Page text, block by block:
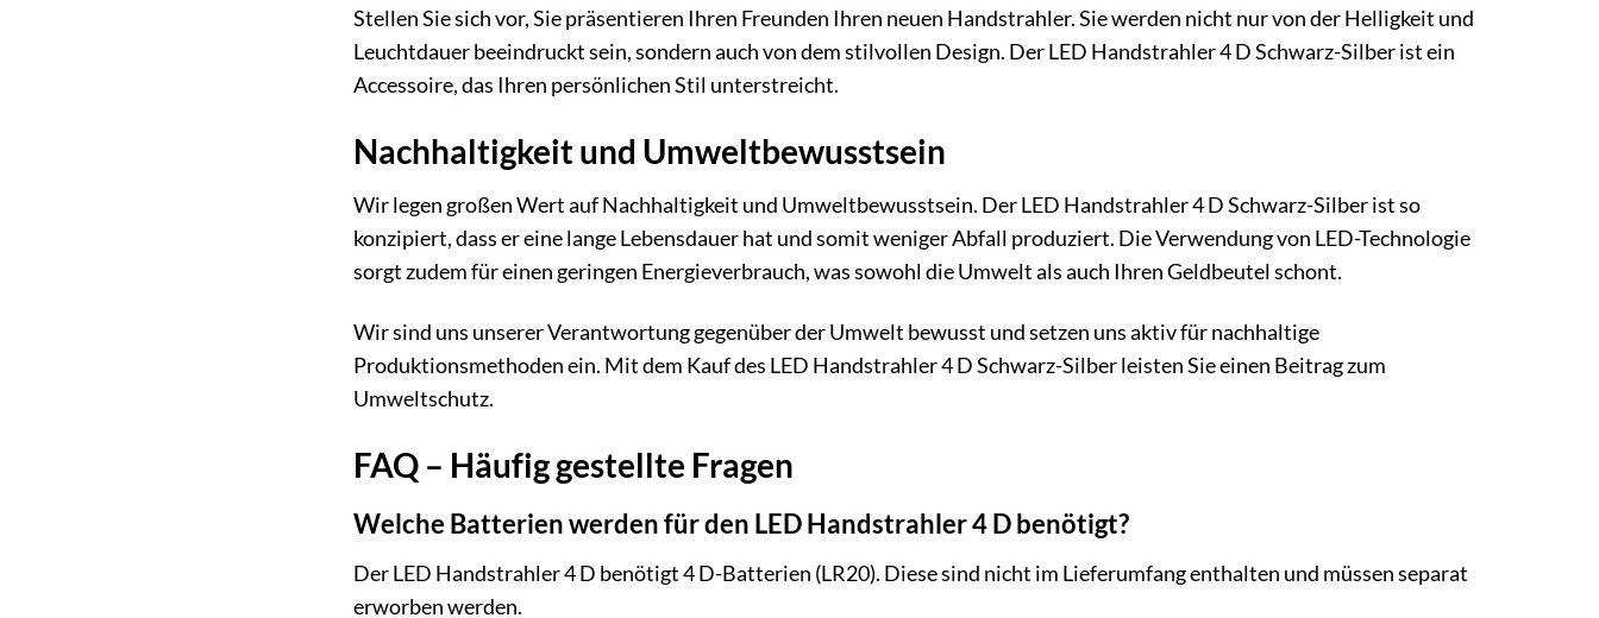
Stellen Sie sich vor, Sie präsentieren Ihren Freunden Ihren neuen Handstrahler. Sie werden nicht nur von der Helligkeit und
Leuchtdauer beeindruckt sein, sondern auch von dem stilvollen Design. Der LED Handstrahler 4 D Schwarz-Silber ist ein
Accessoire, das Ihren persönlichen Stil unterstreicht.
Nachhaltigkeit und Umweltbewusstsein
Wir legen großen Wert auf Nachhaltigkeit und Umweltbewusstsein. Der LED Handstrahler 4 D Schwarz-Silber ist so
konzipiert, dass er eine lange Lebensdauer hat und somit weniger Abfall produziert. Die Verwendung von LED-Technologie
sorgt zudem für einen geringen Energieverbrauch, was sowohl die Umwelt als auch Ihren Geldbeutel schont.
Wir sind uns unserer Verantwortung gegenüber der Umwelt bewusst und setzen uns aktiv für nachhaltige
Produktionsmethoden ein. Mit dem Kauf des LED Handstrahler 4 D Schwarz-Silber leisten Sie einen Beitrag zum
Umweltschutz.
FAQ – Häufig gestellte Fragen
Welche Batterien werden für den LED Handstrahler 4 D benötigt?
Der LED Handstrahler 4 D benötigt 4 D-Batterien (LR20). Diese sind nicht im Lieferumfang enthalten und müssen separat
erworben werden.